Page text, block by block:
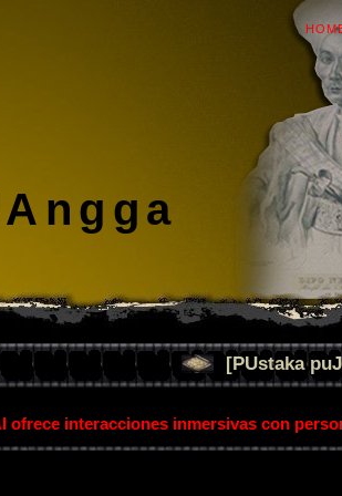
[PUstaka
ofrece interacciones inmersivas con